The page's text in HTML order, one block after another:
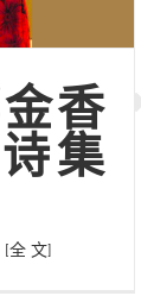
香
集
[全 文]